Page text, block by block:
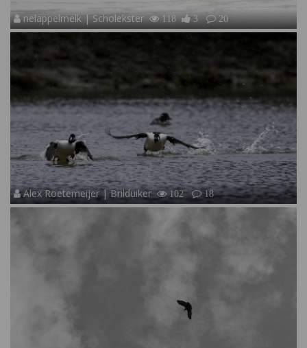
nelappelmelk | Scholekster 118 3 20
Alex Roetemeijer | Brilduiker 102 18